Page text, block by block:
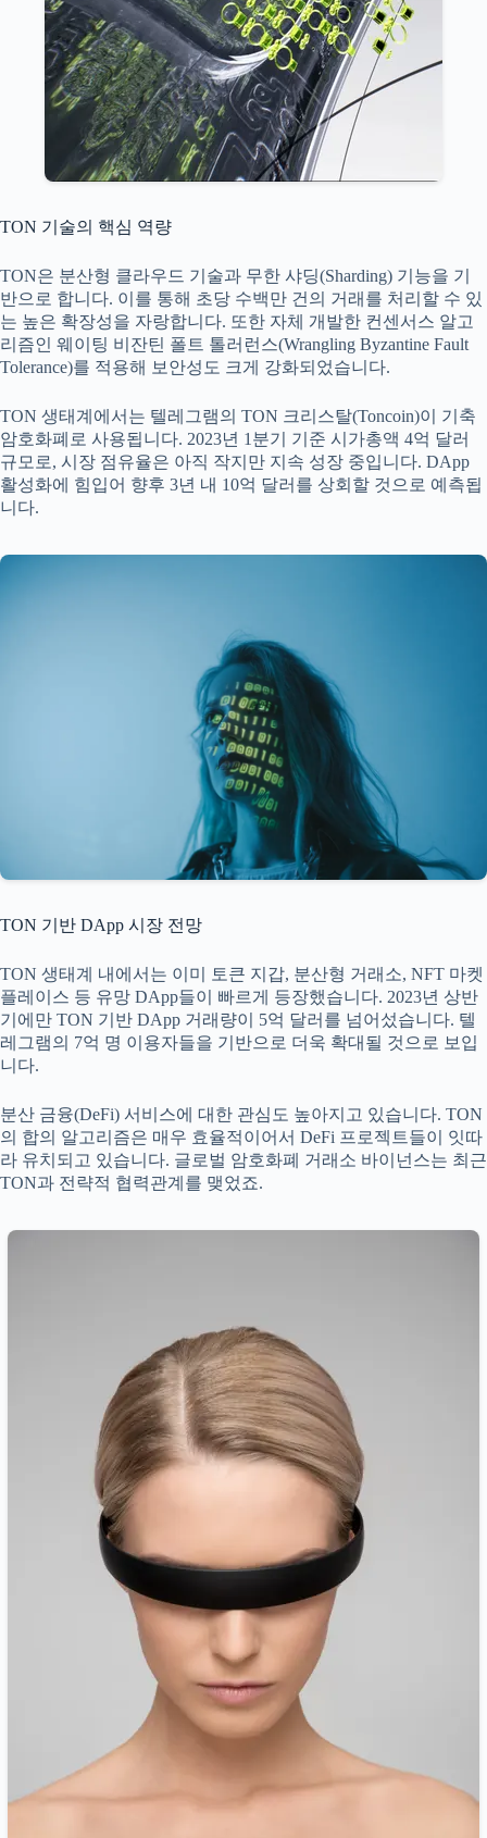
TON 기술의 핵심 역량
TON은 분산형 클라우드 기술과 무한 샤딩(Sharding) 기능을 기
반으로 합니다. 이를 통해 초당 수백만 건의 거래를 처리할 수 있
는 높은 확장성을 자랑합니다. 또한 자체 개발한 컨센서스 알고
리즘인 웨이팅 비잔틴 폴트 톨러런스(Wrangling Byzantine Fault
Tolerance)를 적용해 보안성도 크게 강화되었습니다.
TON 생태계에서는 텔레그램의 TON 크리스탈(Toncoin)이 기축
암호화폐로 사용됩니다. 2023년 1분기 기준 시가총액 4억 달러
규모로, 시장 점유율은 아직 작지만 지속 성장 중입니다. DApp
활성화에 힘입어 향후 3년 내 10억 달러를 상회할 것으로 예측됩
니다.
TON 기반 DApp 시장 전망
TON 생태계 내에서는 이미 토큰 지갑, 분산형 거래소, NFT 마켓
플레이스 등 유망 DApp들이 빠르게 등장했습니다. 2023년 상반
기에만 TON 기반 DApp 거래량이 5억 달러를 넘어섰습니다. 텔
레그램의 7억 명 이용자들을 기반으로 더욱 확대될 것으로 보입
니다.
분산 금융(DeFi) 서비스에 대한 관심도 높아지고 있습니다. TON
의 합의 알고리즘은 매우 효율적이어서 DeFi 프로젝트들이 잇따
라 유치되고 있습니다. 글로벌 암호화폐 거래소 바이넌스는 최근
TON과 전략적 협력관계를 맺었죠.